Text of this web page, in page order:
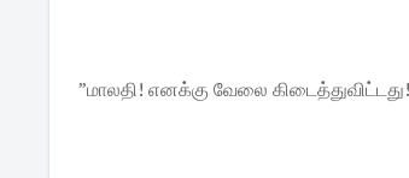
”மாலதி! எனக்கு வேலை